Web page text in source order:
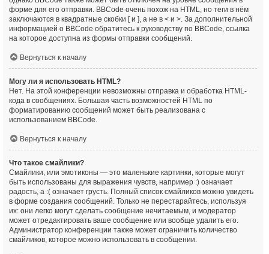
форме для его отправки. BBCode очень похож на HTML, но теги в нём
заключаются в квадратные скобки [ и ], а не в < и >. За дополнительной
информацией о BBCode обратитесь к руководству по BBCode, ссылка
на которое доступна из формы отправки сообщений.
Вернуться к началу
Могу ли я использовать HTML?
Нет. На этой конференции невозможны отправка и обработка HTML-
кода в сообщениях. Большая часть возможностей HTML по
форматированию сообщений может быть реализована с
использованием BBCode.
Вернуться к началу
Что такое смайлики?
Смайлики, или эмотиконы — это маленькие картинки, которые могут
быть использованы для выражения чувств, например :) означает
радость, а :( означает грусть. Полный список смайликов можно увидеть
в форме создания сообщений. Только не перестарайтесь, используя
их: они легко могут сделать сообщение нечитаемым, и модератор
может отредактировать ваше сообщение или вообще удалить его.
Администратор конференции также может ограничить количество
смайликов, которое можно использовать в сообщении.